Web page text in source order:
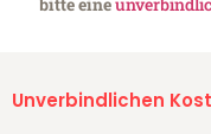
Unverbindlichen